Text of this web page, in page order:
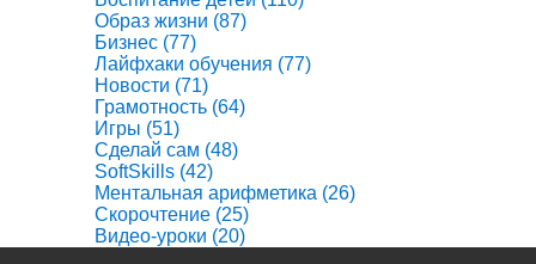
Образ жизни (87)
Бизнес (77)
Лайфхаки обучения (77)
Новости (71)
Грамотность (64)
Игры (51)
Сделай сам (48)
SoftSkills (42)
Ментальная арифметика (26)
Скорочтение (25)
Видео-уроки (20)